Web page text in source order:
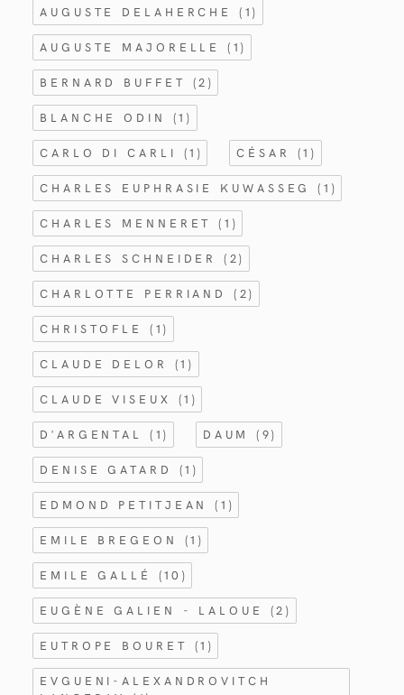
AUGUSTE DELAHERCHE(1)
AUGUSTE MAJORELLE(1)
BERNARD BUFFET (2)
BLANCHE ODIN (1)
CARLO DI CARLI (1) CÉSAR (1)
CHARLES EUPHRASIE KUWASSEG(1)
CHARLES MENNERET(1)
CHARLES SCHNEIDER(2)
CHARLOTTE PERRIAND(2)
CHRISTOFLE (1)
CLAUDE DELOR (1)
CLAUDE VISEUX (1)
D'ARGENTAL (1) DAUM(9)
DENISE GATARD (1)
EDMOND PETITJEAN(1)
EMILE BREGEON (1)
EMILE GALLÉ (10)
EUGÈNE GALIEN - LALOUE (2)
EUTROPE BOURET (1)
EVGUENI-ALEXANDROVITCH